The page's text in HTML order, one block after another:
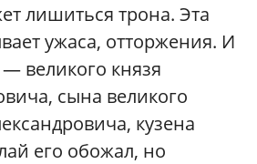
лишиться трона. Эта
ужаса, отторжения. И
великого князя
сына великого
кузена
его обожал, но